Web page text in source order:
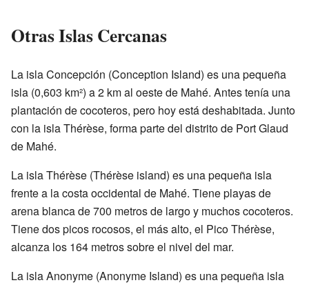
Otras Islas Cercanas
La isla Concepción (Conception Island) es una pequeña
isla (0,603 km²) a 2 km al oeste de Mahé. Antes tenía una
plantación de cocoteros, pero hoy está deshabitada. Junto
con la isla Thérèse, forma parte del distrito de Port Glaud
de Mahé.
La isla Thérèse (Thérèse island) es una pequeña isla
frente a la costa occidental de Mahé. Tiene playas de
arena blanca de 700 metros de largo y muchos cocoteros.
Tiene dos picos rocosos, el más alto, el Pico Thérèse,
alcanza los 164 metros sobre el nivel del mar.
La isla Anonyme (Anonyme Island) es una pequeña isla